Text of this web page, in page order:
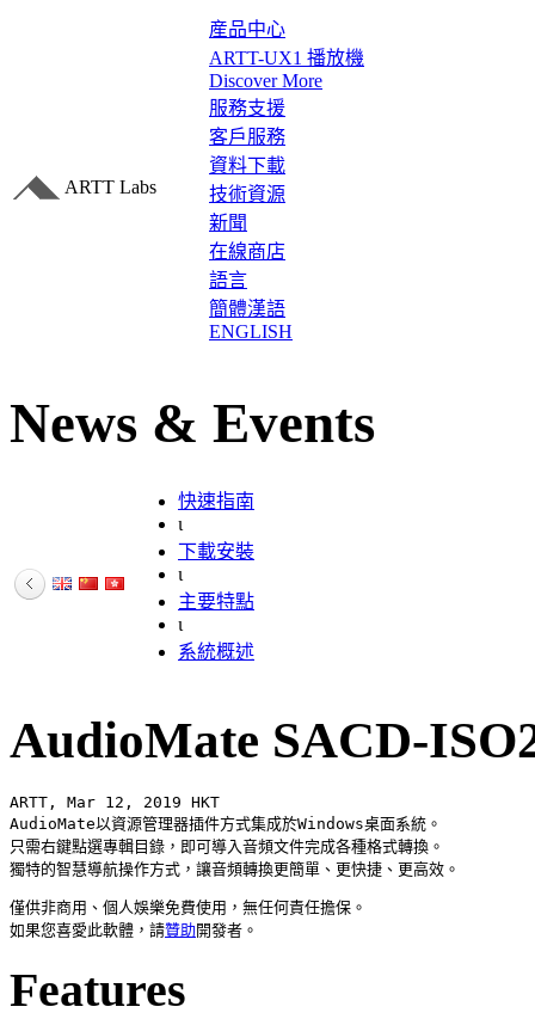
ARTT Labs
産品中心
ARTT-UX1 播放機
Discover More
服務支援
客戶服務
資料下載
技術資源
新聞
在線商店
語言
簡體漢語
ENGLISH
News & Events
快速指南
ι
下載安裝
ι
主要特點
ι
系統概述
AudioMate SACD-
ARTT, Mar 12, 2019 HKT
AudioMate以資源管理器插件方式集成於Windows桌面系統。
只需右鍵點選專輯目錄，即可導入音頻文件完成各種格式轉換。
僅供非商用、個人娛樂免費使用，無任何責任擔保。
如果您喜愛此軟體，請贊助
Features